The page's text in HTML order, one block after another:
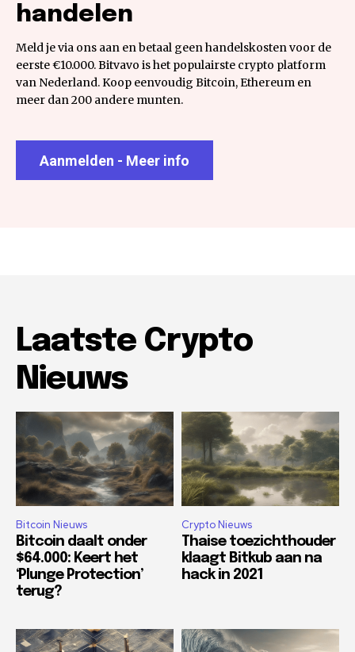
handelen
Meld je via ons aan en betaal geen handelskosten voor de
eerste €10.000. Bitvavo is het populairste crypto platform
van Nederland. Koop eenvoudig Bitcoin, Ethereum en
meer dan 200 andere munten.
Aanmelden - Meer info
Laatste Crypto
Nieuws
Bitcoin Nieuws
Bitcoin daalt onder
$64.000: Keert het
‘Plunge Protection’
terug?
Crypto Nieuws
Thaise toezichthouder
klaagt Bitkub aan na
hack in 2021